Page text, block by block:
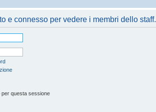
e connesso per vedere i membri dello staff.
per questa sessione